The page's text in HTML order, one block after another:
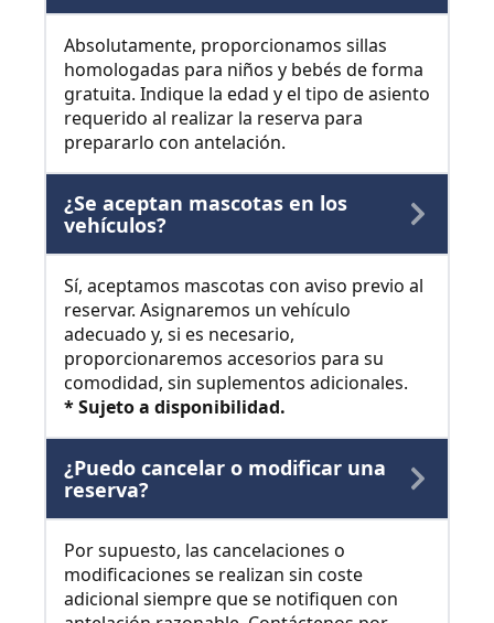
Absolutamente, proporcionamos sillas
homologadas para niños y bebés de forma
gratuita. Indique la edad y el tipo de asiento
requerido al realizar la reserva para
prepararlo con antelación.
¿Se aceptan mascotas en los
vehículos?
Sí, aceptamos mascotas con aviso previo al
reservar. Asignaremos un vehículo
adecuado y, si es necesario,
proporcionaremos accesorios para su
comodidad, sin suplementos adicionales.
* Sujeto a disponibilidad.
¿Puedo cancelar o modificar una
reserva?
Por supuesto, las cancelaciones o
modificaciones se realizan sin coste
adicional siempre que se notifiquen con